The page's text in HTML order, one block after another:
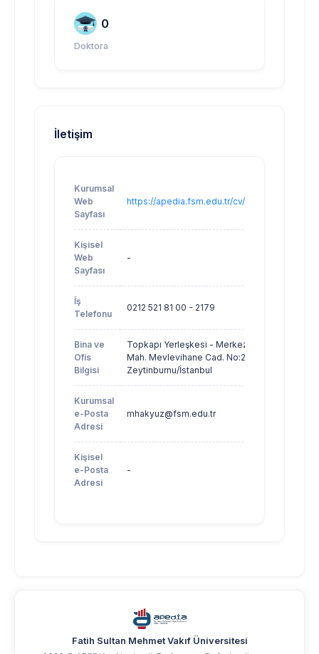
0
Doktora
İletişim
Kurumsal
Web
Sayfası
https://apedia.fsm.edu.tr/cv/mhakyuz
Kişisel
Web
Sayfası
-
İş
Telefonu
0212 521 81 00 - 2179
Bina ve
Ofis
Bilgisi
Topkapı Yerleşkesi - Merkezefendi
Mah. Mevlevihane Cad. No:27
Zeytinburnu/İstanbul
Kurumsal
e-Posta
Adresi
mhakyuz@fsm.edu.tr
Kişisel
e-Posta
Adresi
-
Fatih Sultan Mehmet Vakıf Üniversitesi